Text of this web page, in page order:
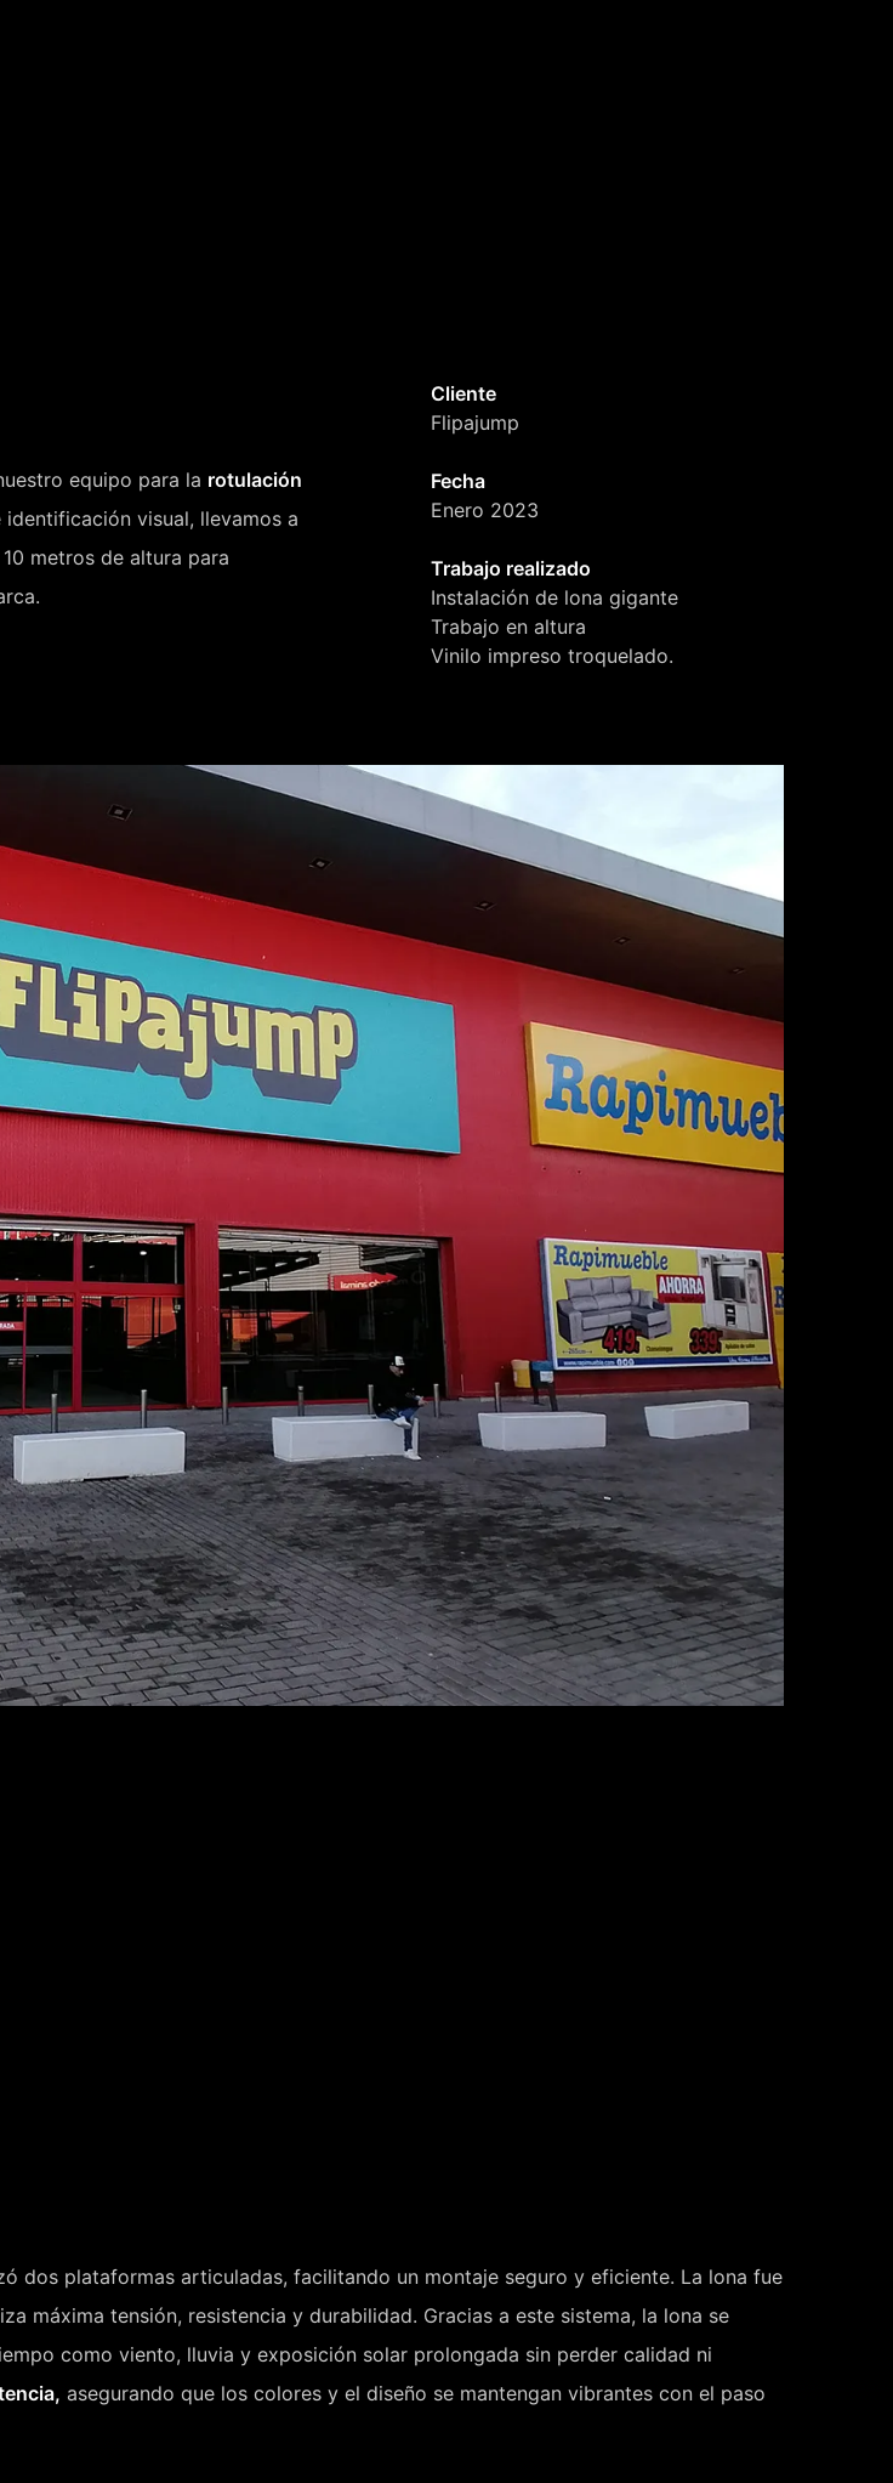
equipo para la rotulación
visual, llevamos a
metros de altura para
Cliente
Flipajump
Fecha
Enero 2023
Trabajo realizado
Instalación de lona gigante
Trabajo en altura
Vinilo impreso troquelado.
dos plataformas articuladas, facilitando un montaje seguro y eficiente. La lona fue
máxima tensión, resistencia y durabilidad. Gracias a este sistema, la lona se
como viento, lluvia y exposición solar prolongada sin perder calidad ni
asegurando que los colores y el diseño se mantengan vibrantes con el paso